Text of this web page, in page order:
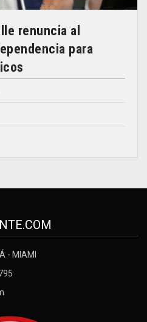
renuncia al
para
- MIAMI